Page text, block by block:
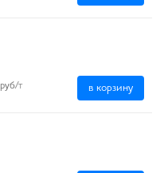
руб/т в корзину